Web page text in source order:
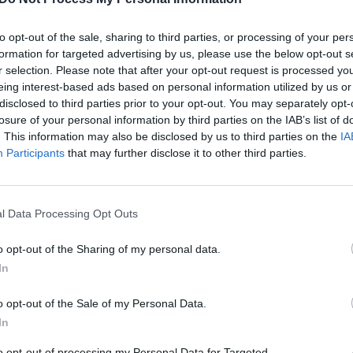
opt-out of the sale, sharing to third parties, or processing of your
for targeted advertising by us, please use the below opt-out
selection. Please note that after your opt-out request is processed
interest-based ads based on personal information utilized by us
to third parties prior to your opt-out. You may separately
of your personal information by third parties on the IAB’s list of
This information may also be disclosed by us to third parties on the
Participants that may further disclose it to other third parties.
Data Processing Opt Outs
opt-out of the Sharing of my personal data.
opt-out of the Sale of my Personal Data.
Jurgita Šiugždinienė susitikimas
K. Prunskienė išlydėta į paskutinę kelionę:
Žinios Lietuvos diena